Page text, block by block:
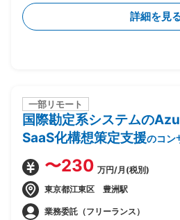
・設計レビューの実施
・関係者調整(エンドユーザ・ベ
発メンバ間)
・ベンダー統制及びチームコミ
詳細を見
一部リモート
国際勘定系システムの
SaaS化構想策定支援のコン
〜230 万円/月(税別)
東京都江東区 豊洲駅
業務委託（フリーランス）